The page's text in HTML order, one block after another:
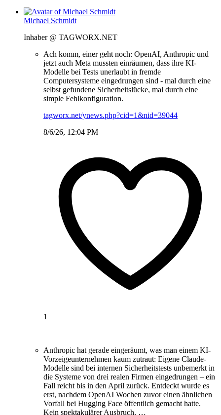
Michael Schmidt
Inhaber @ TAGWORX.NET
Ach komm, einer geht noch: OpenAI, Anthropic und
jetzt auch Meta mussten einräumen, dass ihre KI-
Modelle bei Tests unerlaubt in fremde
Computersysteme eingedrungen sind - mal durch eine
selbst gefundene Sicherheitslücke, mal durch eine
simple Fehlkonfiguration.
tagworx.net/ynews.php?cid=1&nid=39044
8/6/26, 12:04 PM
1
Anthropic hat gerade eingeräumt, was man einem KI-
Vorzeigeunternehmen kaum zutraut: Eigene Claude-
Modelle sind bei internen Sicherheitstests unbemerkt in
die Systeme von drei realen Firmen eingedrungen – ein
Fall reicht bis in den April zurück. Entdeckt wurde es
erst, nachdem OpenAI Wochen zuvor einen ähnlichen
Vorfall bei Hugging Face öffentlich gemacht hatte.
Kein spektakulärer Ausbruch, …